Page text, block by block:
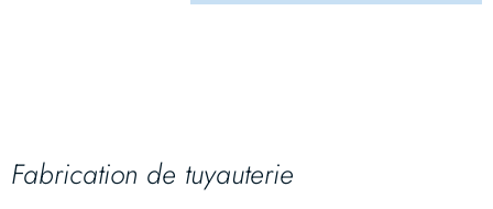
Fabrication de tuyauterie